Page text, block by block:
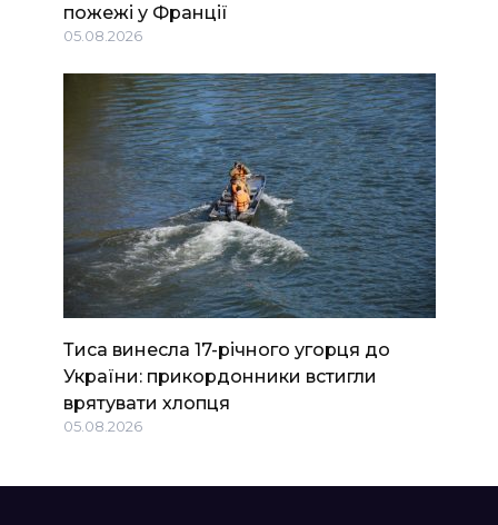
пожежі у Франції
05.08.2026
Тиса винесла 17-річного угорця до
України: прикордонники встигли
врятувати хлопця
05.08.2026